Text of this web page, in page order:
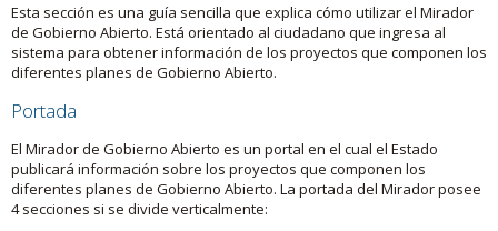
Esta sección es una guía sencilla que explica cómo utilizar el Mirador
de Gobierno Abierto. Está orientado al ciudadano que ingresa al
sistema para obtener información de los proyectos que componen los
diferentes planes de Gobierno Abierto.
Portada
El Mirador de Gobierno Abierto es un portal en el cual el Estado
publicará información sobre los proyectos que componen los
diferentes planes de Gobierno Abierto. La portada del Mirador posee
4 secciones si se divide verticalmente: